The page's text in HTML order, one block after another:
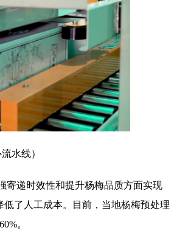
水线）
寄递时效性和提升杨梅品质方面实现
了人工成本。目前，当地杨梅预处理
。